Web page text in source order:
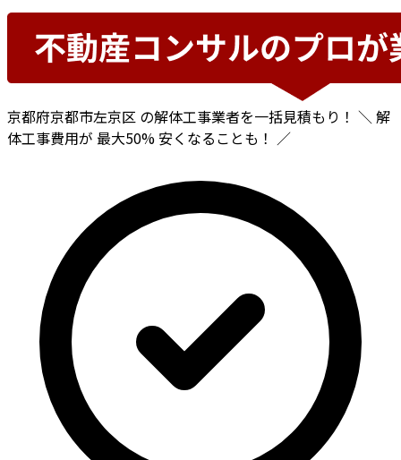
京都府京都市左京区 の解体工事業者を一括見積もり！ ＼ 解
体工事費用が 最大50%安くなることも！ ／